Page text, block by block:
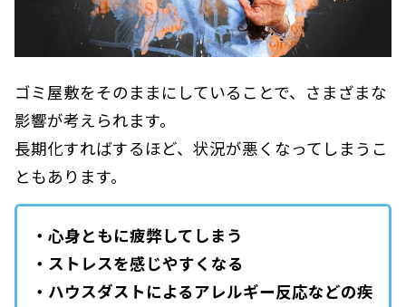
ゴミ屋敷をそのままにしていることで、さまざまな
影響が考えられます。
長期化すればするほど、状況が悪くなってしまうこ
ともあります。
・心身ともに疲弊してしまう
・ストレスを感じやすくなる
・ハウスダストによるアレルギー反応などの疾